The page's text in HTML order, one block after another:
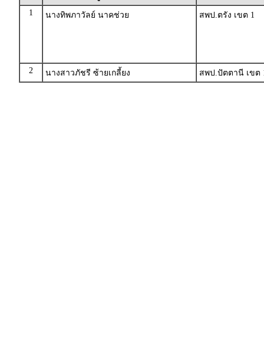
1
นางทิพภาวัลย์ นาคช่วย สพป.ตรัง เขต 1
2 นางสาวภัชรี ซ้ายเกลี้ยง สพป.ปัตตานี เขต